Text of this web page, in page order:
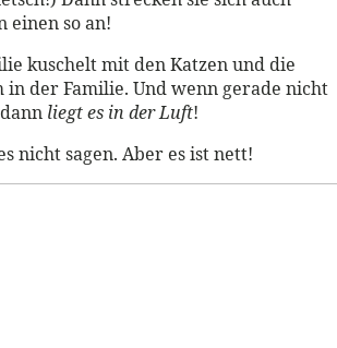
einen so an!
kuschelt mit den Katzen und die
in der Familie. Und wenn gerade nicht
liegt es in der Luft!
nicht sagen. Aber es ist nett!